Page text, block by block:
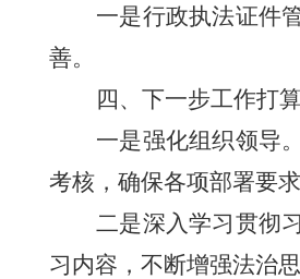
一是行政执法证件
善。
四、下一步工作打算
一是强化组织领导
考核，确保各项部署要求
二是深入学习贯彻
习内容，不断增强法治